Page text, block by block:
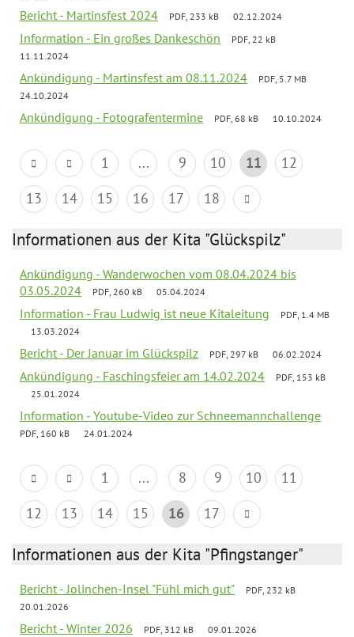
Bericht - Martinsfest 2024 PDF, 233 kB 02.12.2024
Information - Ein großes Dankeschön
PDF, 22 kB
11.11.2024
Ankündigung - Martinsfest am 08.11.2024
PDF, 5.7 MB
24.10.2024
Ankündigung - Fotografentermine PDF, 68 kB 10.10.2024
1 ... 9 10 11
12
13
14 15 16 17 18
Informationen aus der Kita "Glückspilz"
Ankündigung - Wanderwochen vom 08.04.2024 bis
03.05.2024
PDF, 260 kB 05.04.2024
Information - Frau Ludwig ist neue Kitaleitung
PDF, 1.4 MB
13.03.2024
Bericht - Der Januar im Glückspilz PDF, 297 kB 06.02.2024
Ankündigung - Faschingsfeier am 14.02.2024
PDF, 153 kB
25.01.2024
Information - Youtube-Video zur Schneemannchallenge
PDF, 160 kB 24.01.2024
1 ... 8 9 10
11
12
13 14 15 16 17
Informationen aus der Kita "Pfingstanger"
Bericht - Jolinchen-Insel "Fühl mich gut"
PDF, 232 kB
20.01.2026
Bericht - Winter 2026 PDF, 312 kB 09.01.2026